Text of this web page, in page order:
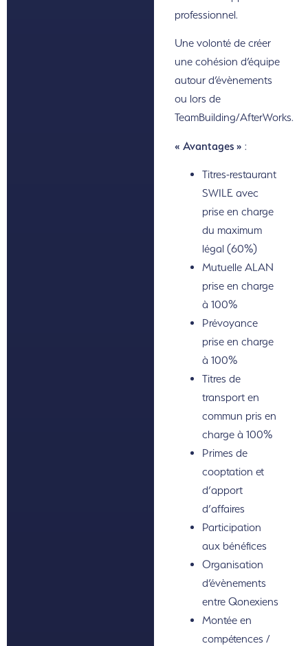
professionnel.
Une volonté de créer
une cohésion d’équipe
autour d’évènements
ou lors de
TeamBuilding/AfterWorks.
« Avantages » :
Titres-restaurant
SWILE avec
prise en charge
du maximum
légal (60%)
Mutuelle ALAN
prise en charge
à 100%
Prévoyance
prise en charge
à 100%
Titres de
transport en
commun pris en
charge à 100%
Primes de
cooptation et
d’apport
d’affaires
Participation
aux bénéfices
Organisation
d’évènements
entre Qonexiens
Montée en
compétences /